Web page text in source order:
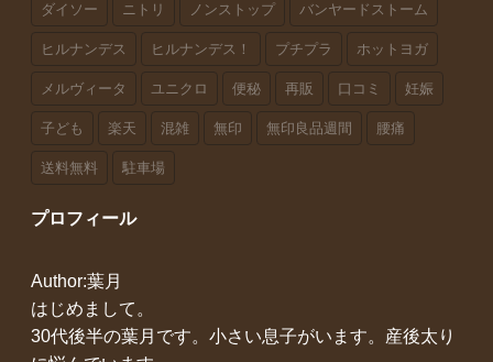
ダイソー ニトリ ノンストップ バンヤードストーム
ヒルナンデス ヒルナンデス！ プチプラ ホットヨガ
メルヴィータ ユニクロ 便秘 再販 口コミ 妊娠
子ども 楽天 混雑 無印 無印良品週間 腰痛
送料無料 駐車場
プロフィール
Author:葉月
はじめまして。
30代後半の葉月です。小さい息子がいます。産後太り